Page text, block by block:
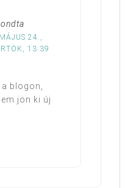
24.,
13:39
blogon,
jön ki új